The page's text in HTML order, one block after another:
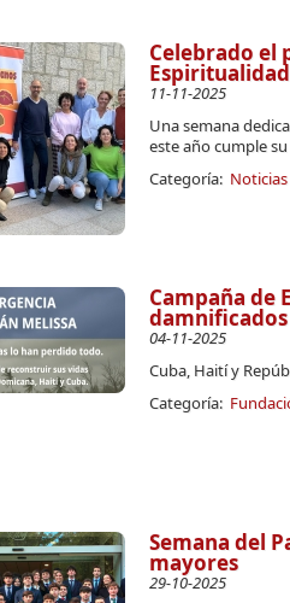
Celebrado el
11-11-2025
Una semana
este año cumple
Categoría:
Campaña de
04-11-2025
Cuba, Haití y
Categoría:
Semana del
mayores
29-10-2025